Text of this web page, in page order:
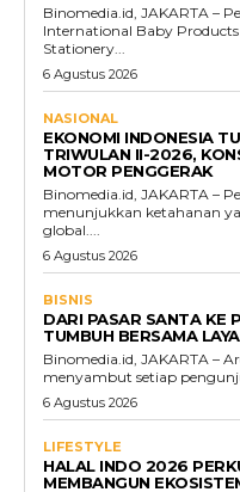
Binomedia.id, JAKARTA –
International Baby Products
Stationery...
6 Agustus 2026
NASIONAL
EKONOMI INDONESIA
TRIWULAN II-2026,
MOTOR PENGGERAK
Binomedia.id, JAKARTA –
menunjukkan ketahanan
global....
6 Agustus 2026
BISNIS
DARI PASAR SANTA KE
TUMBUH BERSAMA
Binomedia.id, JAKARTA –
menyambut setiap
6 Agustus 2026
LIFESTYLE
HALAL INDO 2026
MEMBANGUN